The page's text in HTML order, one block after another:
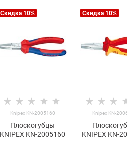
Скидка 10%
Knipex KN-2005160
Плоскогубцы
KNIPEX KN-2005160
Скидка 10%
Knipex KN-
KNIPEX KN-